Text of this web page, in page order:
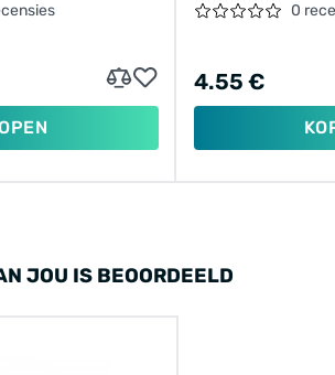
0
4.55 €
JOU IS BEOORDEELD